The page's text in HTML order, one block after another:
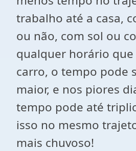
trabalho até a casa,
ou não, com sol ou
qualquer horário que
carro, o tempo pode
maior, e nos piores
tempo pode até
isso no mesmo
mais chuvoso!